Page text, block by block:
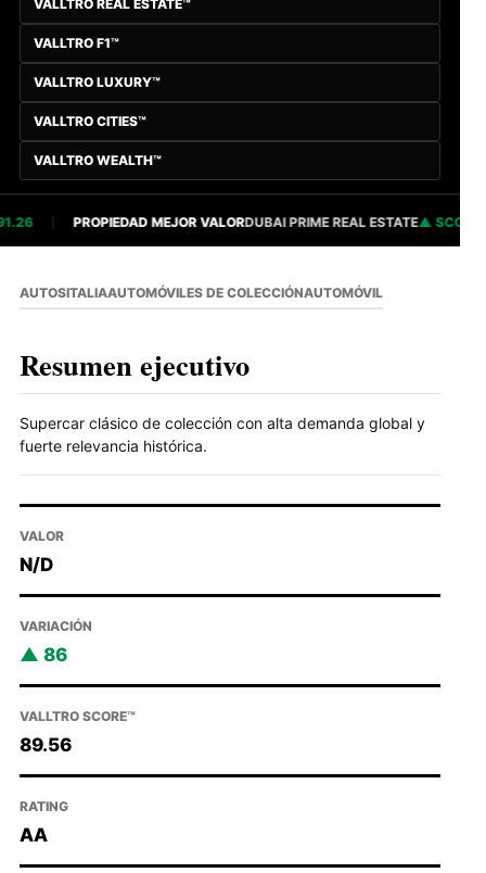
VALLTRO REAL ESTATE™
VALLTRO F1™
VALLTRO LUXURY™
VALLTRO CITIES™
VALLTRO WEALTH™
PROPIEDAD MEJOR VALORDUBAI PRIME REAL ESTATE SCORE
AUTOSITALIAAUTOMÓVILES DE COLECCIÓNAUTOMÓVIL
Resumen ejecutivo
Supercar clásico de colección con alta demanda global y
fuerte relevancia histórica.
VALOR
N/D
VARIACIÓN
86
VALLTRO SCORE™
89.56
RATING
AA